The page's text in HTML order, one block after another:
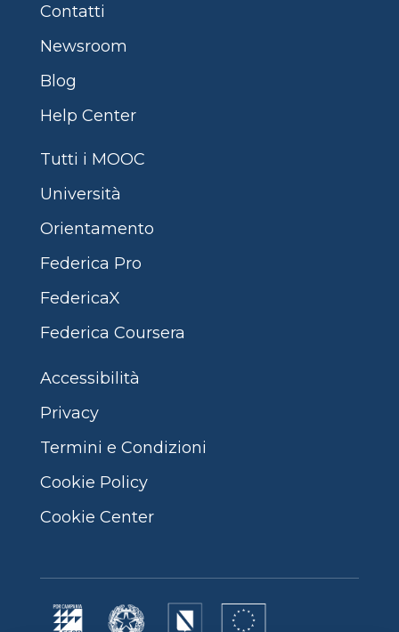
Contatti
Newsroom
Blog
Help Center
Tutti i MOOC
Università
Orientamento
Federica Pro
FedericaX
Federica Coursera
Accessibilità
Privacy
Termini e Condizioni
Cookie Policy
Cookie Center